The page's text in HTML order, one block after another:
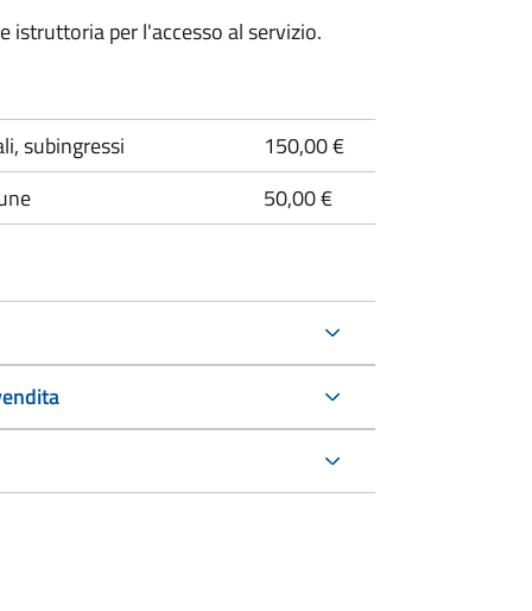
per l'accesso al servizio.
subingressi
150,00 €
50,00 €